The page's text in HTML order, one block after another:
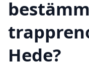
Hede?